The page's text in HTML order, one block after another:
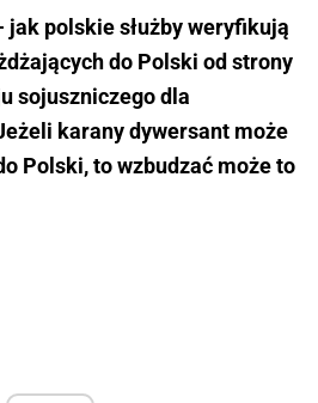
jak polskie służby weryfikują
do Polski od strony
sojuszniczego dla
karany dywersant może
Polski, to wzbudzać może to